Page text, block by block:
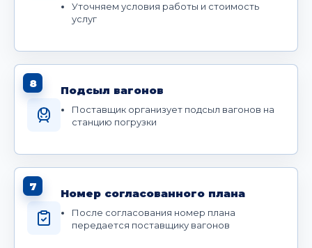
Уточняем условия работы и стоимость
услуг
8
Подсыл вагонов
Поставщик организует подсыл вагонов на
станцию погрузки
7
Номер согласованного плана
После согласования номер плана
передается поставщику вагонов